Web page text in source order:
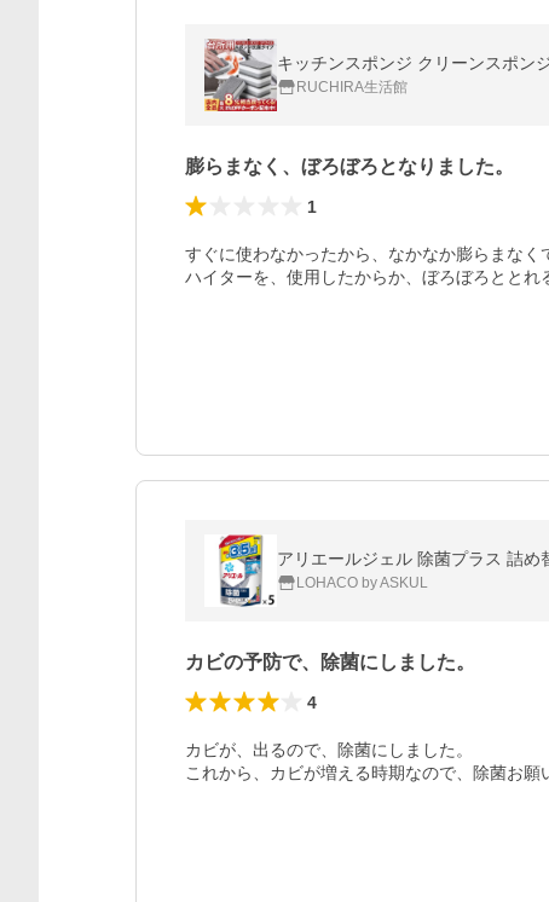
RUCHIRA生活館
膨らまなく、ぼろぼろとなりました。
1
すぐに使わなかったから、なかなか膨らまなく
ハイターを、使用したからか、ぼろぼろととれ
アリエールジェル 除菌プラス 詰
LOHACO by ASKUL
カビの予防で、除菌にしました。
4
カビが、出るので、除菌にしました。
これから、カビが増える時期なので、除菌お願